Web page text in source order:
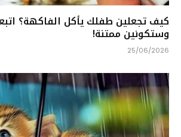
كيف تجعلين طفلك يأكل الفاكهة؟
وستكونين ممتنة!
25/06/2026